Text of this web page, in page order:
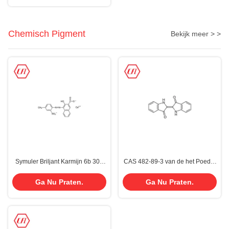
Chemisch Pigment Bekijk meer > >
Symuler Briljant Karmijn 6b 300
5281-04-9 van het Inktpigment
Ga Nu Praten.
CAS 482-89-3 van de het Poeder
Indigopigment Katoenen 94%
Vatkleurstoffen
Ga Nu Praten.